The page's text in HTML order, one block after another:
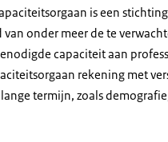
is een
onder meer de te
capaciteit aan
rekening met
termijn, zoals